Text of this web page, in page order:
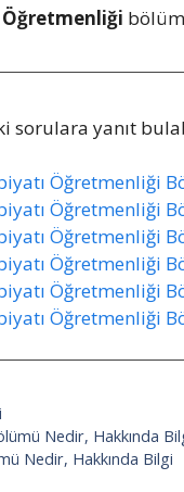
Öğretmenliği
sorulara yanıt
Öğretmenliği
Öğretmenliği
Öğretmenliği
Öğretmenliği
Öğretmenliği
Öğretmenliği
Nedir, Hakkında
Nedir, Hakkında Bilgi